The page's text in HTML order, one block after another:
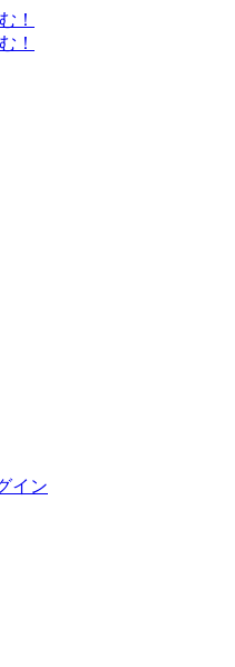
イン